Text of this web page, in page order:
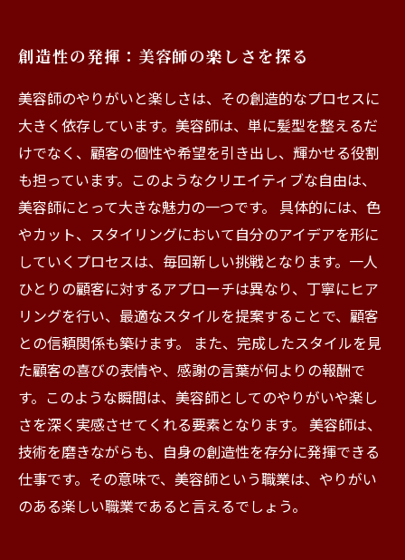
創造性の発揮：美容師の楽しさを探る
美容師のやりがいと楽しさは、その創造的なプロセスに
大きく依存しています。美容師は、単に髪型を整えるだ
けでなく、顧客の個性や希望を引き出し、輝かせる役割
も担っています。このようなクリエイティブな自由は、
美容師にとって大きな魅力の一つです。 具体的には、色
やカット、スタイリングにおいて自分のアイデアを形に
していくプロセスは、毎回新しい挑戦となります。一人
ひとりの顧客に対するアプローチは異なり、丁寧にヒア
リングを行い、最適なスタイルを提案することで、顧客
との信頼関係も築けます。 また、完成したスタイルを見
た顧客の喜びの表情や、感謝の言葉が何よりの報酬で
す。このような瞬間は、美容師としてのやりがいや楽し
さを深く実感させてくれる要素となります。 美容師は、
技術を磨きながらも、自身の創造性を存分に発揮できる
仕事です。その意味で、美容師という職業は、やりがい
のある楽しい職業であると言えるでしょう。